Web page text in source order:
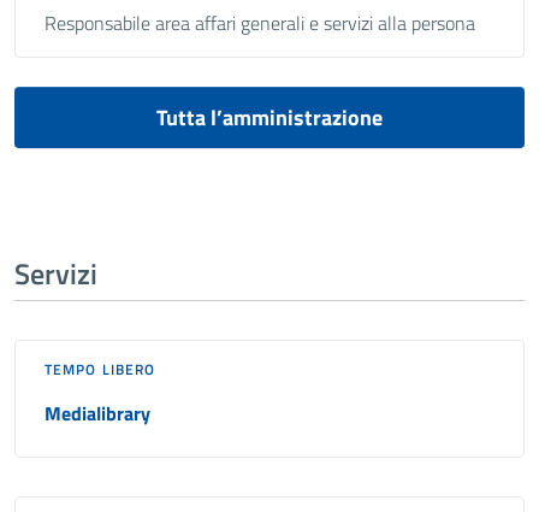
Responsabile area affari generali e servizi alla persona
Tutta l’amministrazione
Servizi
TEMPO LIBERO
Medialibrary